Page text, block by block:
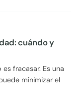
cuándo y
fracasar. Es una
minimizar el